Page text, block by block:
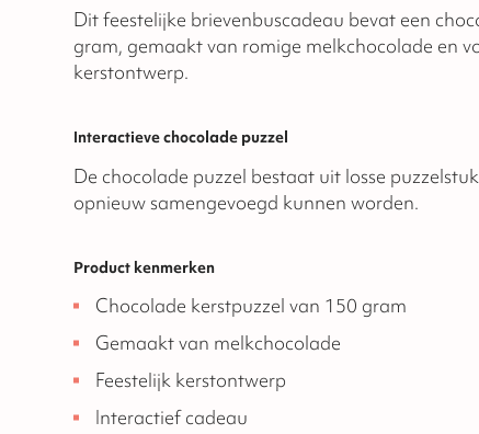
Dit feestelijke brievenbuscadeau bevat een
gram, gemaakt van romige melkchocolade en
kerstontwerp.
Interactieve chocolade puzzel
De chocolade puzzel bestaat uit losse
opnieuw samengevoegd kunnen worden.
Product kenmerken
Chocolade kerstpuzzel van 150 gram
Gemaakt van melkchocolade
Feestelijk kerstontwerp
Interactief cadeau